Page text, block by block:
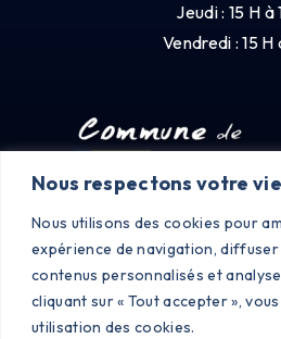
Nous respectons votre
Nous utilisons des cookies pour
expérience de navigation, diffuser
contenus personnalisés et
cliquant sur « Tout accepter »,
utilisation des cookies.
Jeudi : 15 H à
Vendredi : 15 H